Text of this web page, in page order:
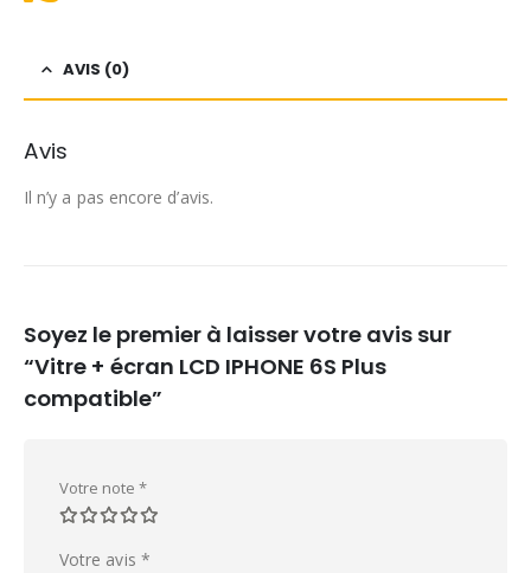
AVIS (0)
Avis
Il n’y a pas encore d’avis.
Soyez le premier à laisser votre avis sur
“Vitre + écran LCD IPHONE 6S Plus
compatible”
Votre note *
Votre avis *